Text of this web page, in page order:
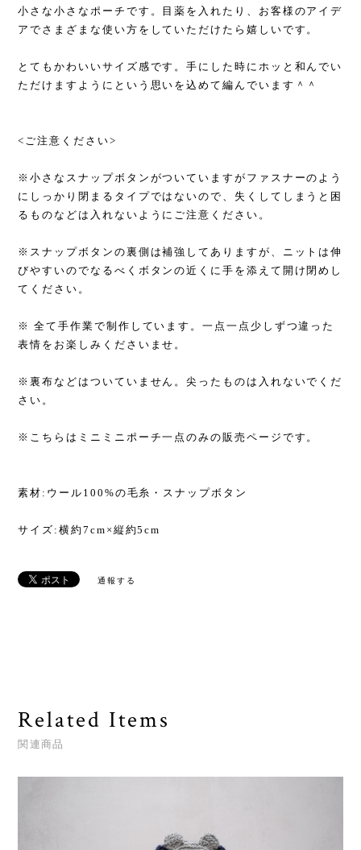
小さな小さなポーチです。目薬を入れたり、お客様のアイデ
アでさまざまな使い方をしていただけたら嬉しいです。
とてもかわいいサイズ感です。手にした時にホッと和んでい
ただけますようにという思いを込めて編んでいます＾＾
<ご注意ください>
※小さなスナップボタンがついていますがファスナーのよう
にしっかり閉まるタイプではないので、失くしてしまうと困
るものなどは入れないようにご注意ください。
※スナップボタンの裏側は補強してありますが、ニットは伸
びやすいのでなるべくボタンの近くに手を添えて開け閉めし
てください。
※ 全て手作業で制作しています。一点一点少しずつ違った
表情をお楽しみくださいませ。
※裏布などはついていません。尖ったものは入れないでくだ
さい。
※こちらはミニミニポーチ一点のみの販売ページです。
素材:ウール100%の毛糸・スナップボタン
サイズ:横約7cm×縦約5cm
通報する
Related Items
関連商品